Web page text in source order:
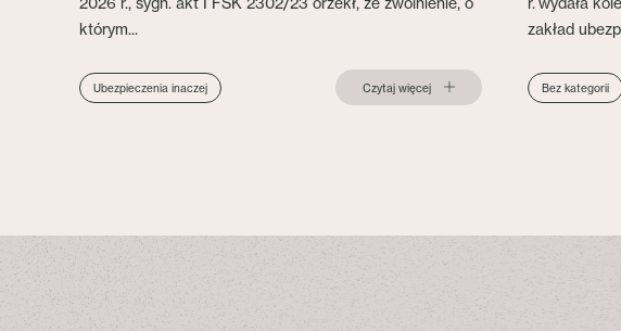
którym...
Ubezpieczenia inaczej Czytaj więcej
zakład
Bez kategorii